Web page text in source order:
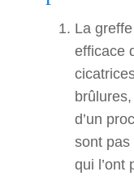
La
efficace
d’un
sont pas
qui l’ont